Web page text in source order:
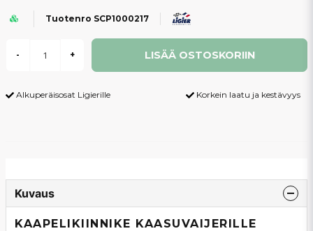
Tuotenro SCP1000217
- + LISÄÄ OSTOSKORIIN
Alkuperäisosat Ligierille Korkein laatu ja kestävyys
Kuvaus
KAAPELIKIINNIKE KAASUVAIJERILLE